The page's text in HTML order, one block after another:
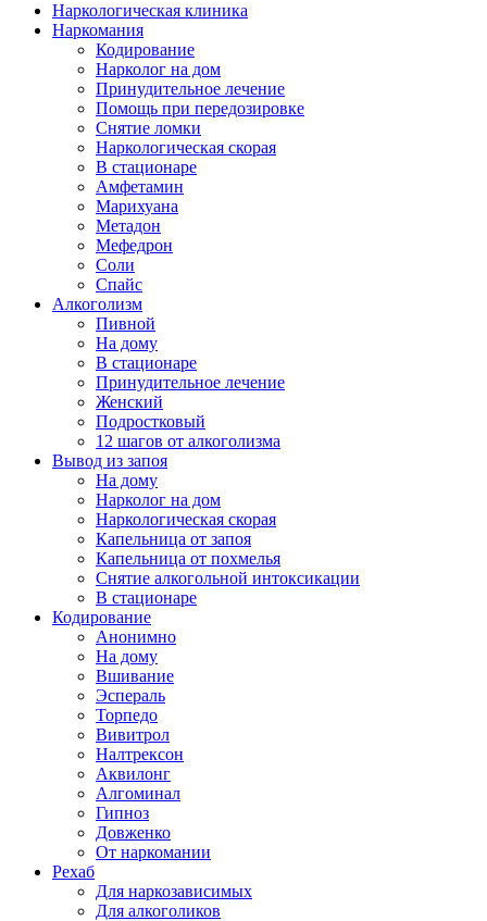
Наркологическая клиника
Наркомания
Кодирование
Нарколог на дом
Принудительное лечение
Помощь при передозировке
Снятие ломки
Наркологическая скорая
В стационаре
Амфетамин
Марихуана
Метадон
Мефедрон
Соли
Спайс
Алкоголизм
Пивной
На дому
В стационаре
Принудительное лечение
Женский
Подростковый
12 шагов от алкоголизма
Вывод из запоя
На дому
Нарколог на дом
Наркологическая скорая
Капельница от запоя
Капельница от похмелья
Снятие алкогольной интоксикации
В стационаре
Кодирование
Анонимно
На дому
Вшивание
Эспераль
Торпедо
Вивитрол
Налтрексон
Аквилонг
Алгоминал
Гипноз
Довженко
От наркомании
Рехаб
Для наркозависимых
Для алкоголиков